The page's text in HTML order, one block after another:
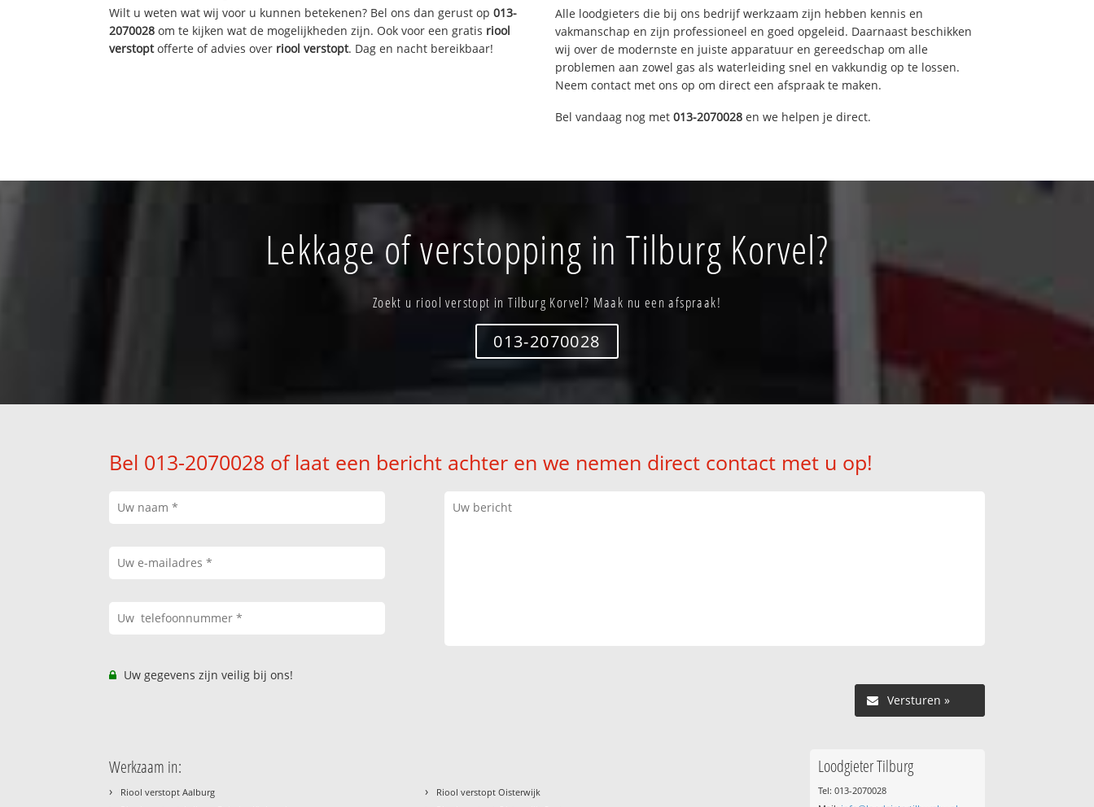
Wilt u weten wat wij voor u kunnen betekenen? Bel ons dan gerust op013-
2070028 om te kijken wat de mogelijkheden zijn. Ook voor een gratis riool
verstoptofferte of advies over riool verstopt. Dag en nacht bereikbaar!
Alle loodgieters die bij ons bedrijf werkzaam zijn hebben kennis en
vakmanschap en zijn professioneel en goed opgeleid. Daarnaast beschikken
wij over de modernste en juiste apparatuur en gereedschap om alle
problemen aan zowel gas als waterleiding snel en vakkundig op te lossen.
Neem contact met ons op om direct een afspraak te maken.
Bel vandaag nog met 013-2070028 en we helpen je direct.
Lekkage of verstopping in Tilburg Korvel?
Zoekt u riool verstopt in Tilburg Korvel? Maak nu een afspraak!
013-2070028
Bel 013-2070028 of laat een bericht achter en we nemen direct contact met u op!
Uw gegevens zijn veilig bij ons!
Versturen »
Werkzaam in:
› Riool verstopt Aalburg › Riool verstopt Oisterwijk
Loodgieter Tilburg
Tel: 013-2070028